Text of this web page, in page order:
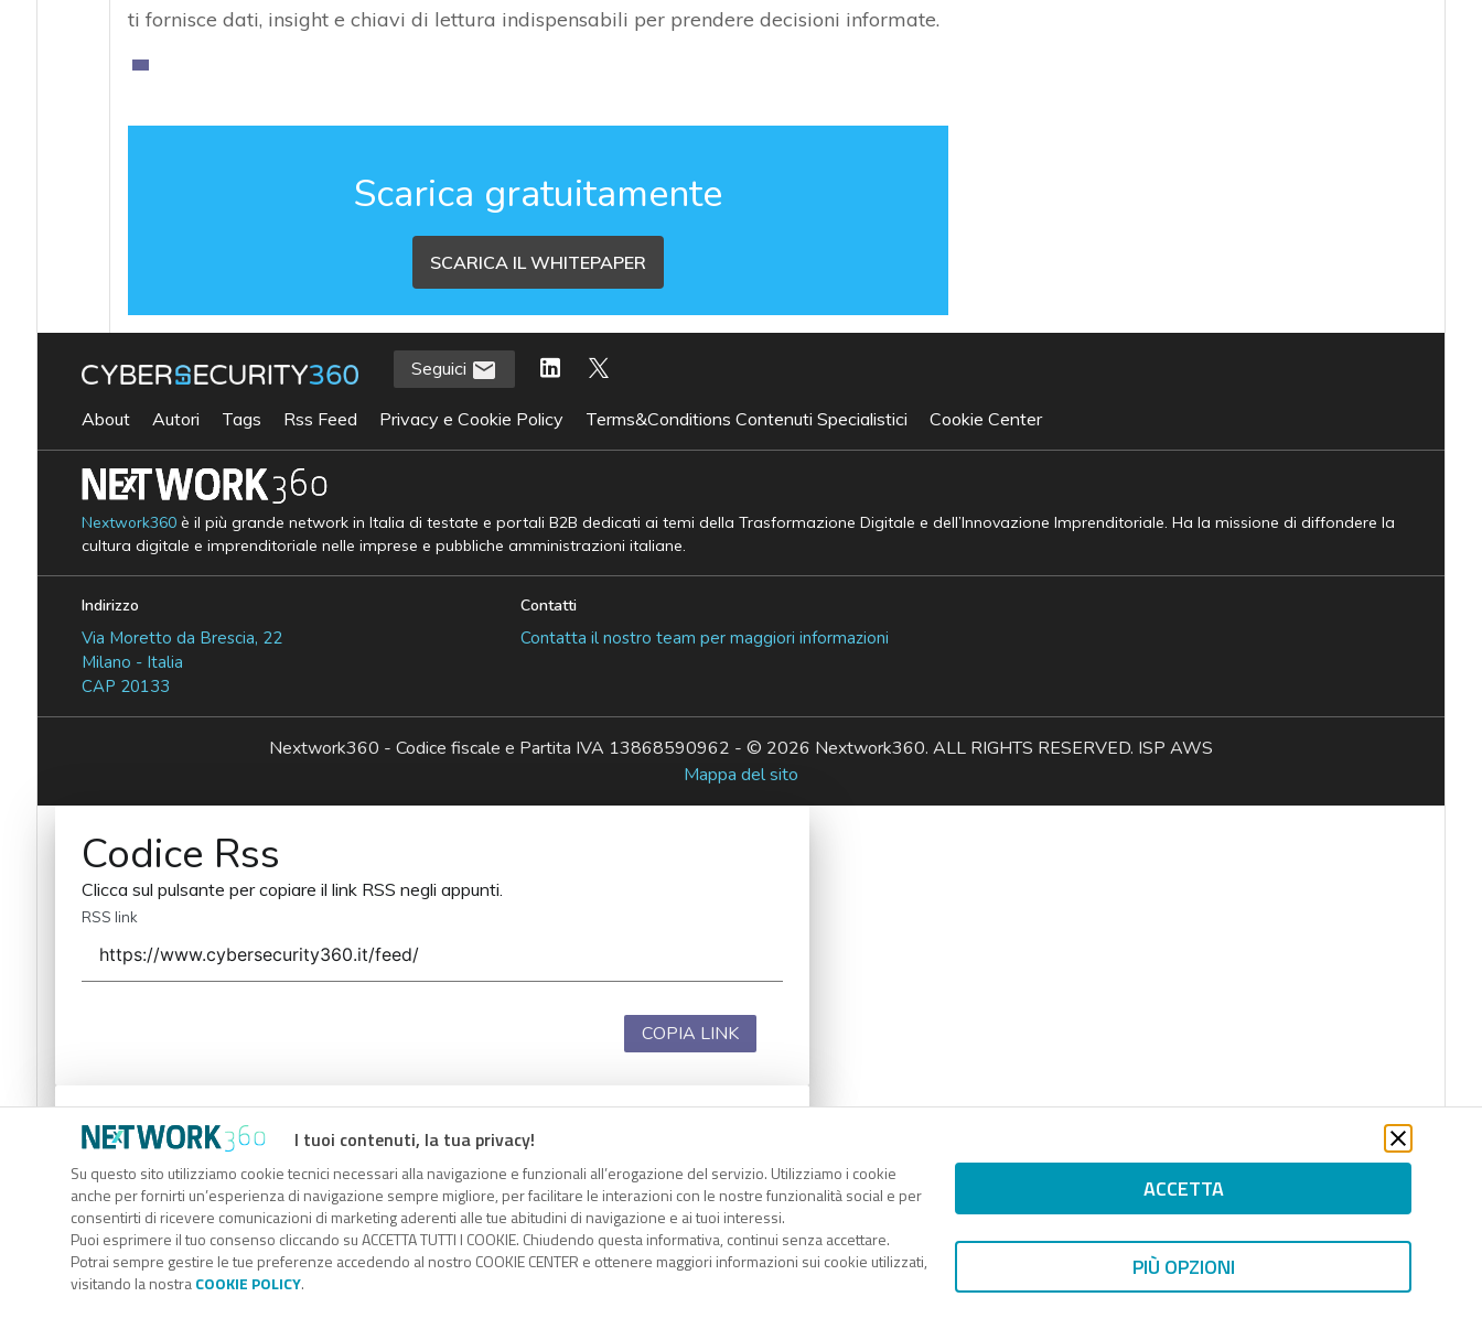
ti fornisce dati, insight e chiavi di lettura indispensabili per prendere decisioni informate.
Scarica gratuitamente
SCARICA IL WHITEPAPER
I tuoi contenuti, la tua privacy!
Su questo sito utilizziamo cookie tecnici necessari alla navigazione e funzionali all’erogazione del servizio. Utilizziamo i cookie
anche per fornirti un’esperienza di navigazione sempre migliore, per facilitare le interazioni con le nostre funzionalità social e per
consentirti di ricevere comunicazioni di marketing aderenti alle tue abitudini di navigazione e ai tuoi interessi.
Puoi esprimere il tuo consenso cliccando su ACCETTA TUTTI I COOKIE. Chiudendo questa informativa, continui senza accettare.
Potrai sempre gestire le tue preferenze accedendo al nostro COOKIE CENTER e ottenere maggiori informazioni sui cookie utilizzati,
visitando la nostraCOOKIE POLICY.
ACCETTA
PIÙ OPZIONI
Seguici
About Autori Tags Rss Feed Privacy e Cookie Policy Terms&Conditions Contenuti Specialistici Cookie Center
Nextwork360è il più grande network in Italia di testate e portali B2B dedicati ai temi della Trasformazione Digitale e dell’Innovazione Imprenditoriale. Ha la missione di diffondere la
cultura digitale e imprenditoriale nelle imprese e pubbliche amministrazioni italiane.
Indirizzo
Via Moretto da Brescia, 22
Milano - Italia
CAP 20133
Contatti
Contatta il nostro team per maggiori informazioni
Nextwork360 - Codice fiscale e Partita IVA 13868590962 - © 2026 Nextwork360. ALL RIGHTS RESERVED. ISP AWS
Mappa del sito
Codice Rss
Clicca sul pulsante per copiare il link RSS negli appunti.
RSS link
COPIA LINK
Codice Rss
Clicca sul pulsante per copiare il link RSS negli appunti.
RSS link